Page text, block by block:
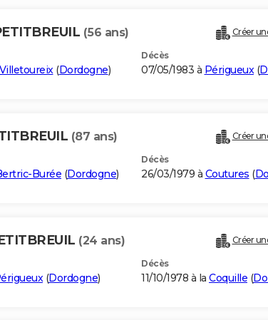
(56 ans) Créer
Villetoureix(Dordogne)
Décès
07/05/1983 à Périgueux(
(87 ans) Créer
Burée (Dordogne)
Décès
26/03/1979 à Coutures (
(24 ans) Créer
(Dordogne)
Décès
11/10/1978 à la Coquille (